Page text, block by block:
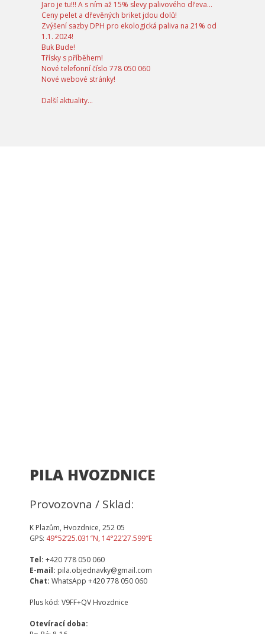
Jaro je tu!!! A s ním až 15% slevy palivového dřeva…
Ceny pelet a dřevěných briket jdou dolů!
Zvýšení sazby DPH pro ekologická paliva na 21% od
1.1. 2024!
Buk Bude!
Třísky s příběhem!
Nové telefonní číslo 778 050 060
Nové webové stránky!
Další aktuality...
PILA HVOZDNICE
Provozovna / Sklad:
K Plazům, Hvozdnice, 252 05
GPS: 49°52’25.031″N, 14°22’27.599″E
Tel: +420 778 050 060
E-mail: pila.objednavky@gmail.com
Chat: WhatsApp +420 778 050 060
Plus kód: V9FF+QV Hvozdnice
Otevírací doba: